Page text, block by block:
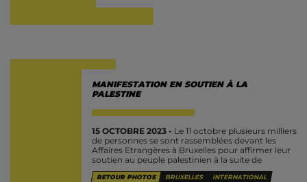
MANIFESTATION EN SOUTIEN À LA
PALESTINE
15 OCTOBRE 2023 - Le 11 octobre plusieurs milliers
de personnes se sont rassemblées devant les
Affaires Etrangères à Bruxelles pour affirmer leur
soutien au peuple palestinien à la suite de
l'offensive armée lancée...
RETOUR PHOTOS BRUXELLES
INTERNATIONAL